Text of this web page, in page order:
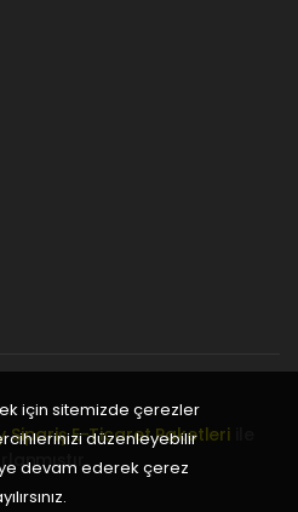
Sipariş E-Ticaret Paketleri
için sitemizde çerezler
düzenleyebilir
devam ederek çerez